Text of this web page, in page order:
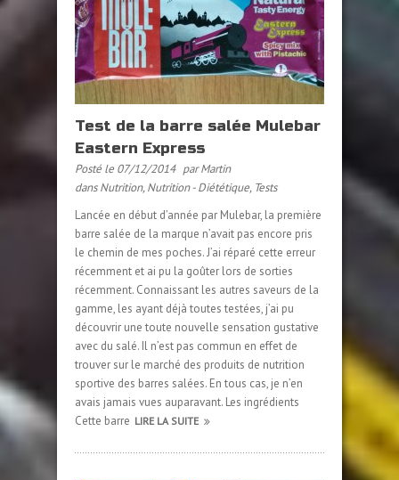
Test de la barre salée Mulebar
Eastern Express
Posté le 07/12/2014 par Martin
dansNutrition,Nutrition - Diététique, Tests
Lancée en début d’année par Mulebar, la première
barre salée de la marque n’avait pas encore pris
le chemin de mes poches. J’ai réparé cette erreur
récemment et ai pu la goûter lors de sorties
récemment. Connaissant les autres saveurs de la
gamme, les ayant déjà toutes testées, j’ai pu
découvrir une toute nouvelle sensation gustative
avec du salé. Il n’est pas commun en effet de
trouver sur le marché des produits de nutrition
sportive des barres salées. En tous cas, je n’en
avais jamais vues auparavant. Les ingrédients
Cette barre LIRE LA SUITE